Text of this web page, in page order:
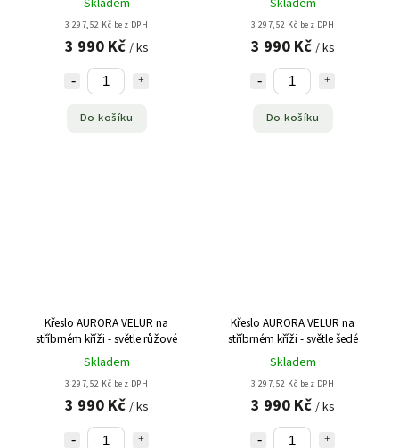
3 297,52 Kč bez DPH
3 990 Kč / ks
Do košíku
3 297,52 Kč bez DPH
3 990 Kč / ks
Do košíku
Křeslo AURORA VELUR na
stříbrném kříži - světle růžové
Skladem
3 297,52 Kč bez DPH
3 990 Kč / ks
Křeslo AURORA VELUR na
stříbrném kříži - světle šedé
Skladem
3 297,52 Kč bez DPH
3 990 Kč / ks